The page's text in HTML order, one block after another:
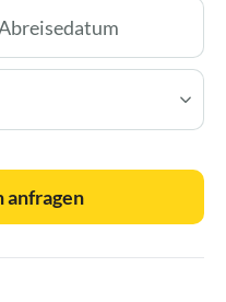
anfragen